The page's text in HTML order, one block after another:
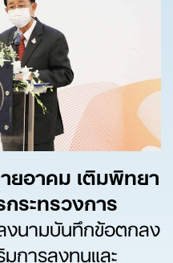
ยอาคม เติมพิทยา
ระทรวงการ
งนามบันทึกข้อตกลง
การลงทุนและ